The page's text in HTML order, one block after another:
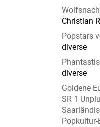
Christian
Popstars
diverse
diverse
Goldene
SR 1